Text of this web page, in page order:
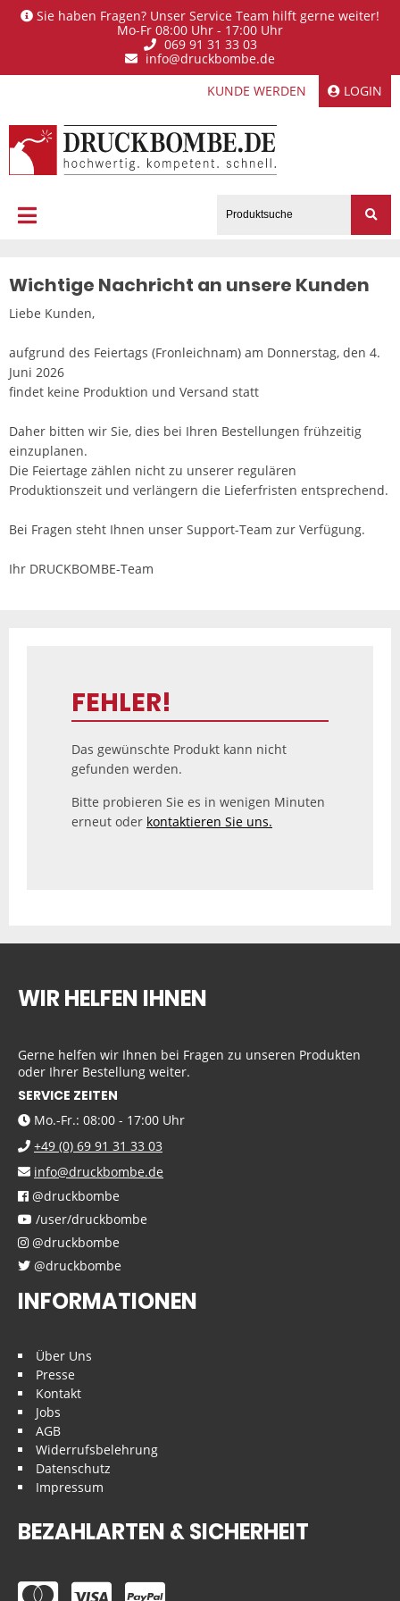
Sie haben Fragen? Unser Service Team hilft gerne weiter!
Mo-Fr 08:00 Uhr - 17:00 Uhr
069 91 31 33 03
info@druckbombe.de
KUNDE WERDEN
LOGIN
Wichtige Nachricht an unsere Kunden
Liebe Kunden,
aufgrund des Feiertags (Fronleichnam) am Donnerstag, den 4.
Juni 2026
findet keine Produktion und Versand statt
Daher bitten wir Sie, dies bei Ihren Bestellungen frühzeitig
einzuplanen.
Die Feiertage zählen nicht zu unserer regulären
Produktionszeit und verlängern die Lieferfristen entsprechend.
Bei Fragen steht Ihnen unser Support-Team zur Verfügung.
Ihr DRUCKBOMBE-Team
FEHLER!
Das gewünschte Produkt kann nicht
gefunden werden.
Bitte probieren Sie es in wenigen Minuten
erneut oder kontaktieren Sie uns.
WIR HELFEN IHNEN
Gerne helfen wir Ihnen bei Fragen zu unseren Produkten
oder Ihrer Bestellung weiter.
SERVICE ZEITEN
Mo.-Fr.: 08:00 - 17:00 Uhr
+49 (0) 69 91 31 33 03
info@druckbombe.de
@druckbombe
/user/druckbombe
@druckbombe
@druckbombe
INFORMATIONEN
Über Uns
Presse
Kontakt
Jobs
AGB
Widerrufsbelehrung
Datenschutz
Impressum
BEZAHLARTEN & SICHERHEIT